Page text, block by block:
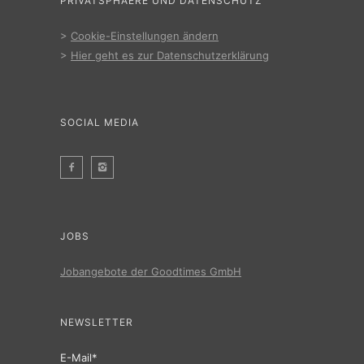
> Cookie-Einstellungen ändern
> Hier geht es zur Datenschutzerklärung
SOCIAL MEDIA
JOBS
Jobangebote der Goodtimes GmbH
NEWSLETTER
E-Mail*